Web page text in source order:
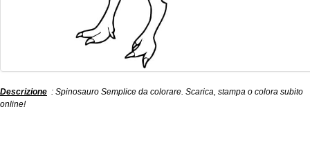
Descrizione : Spinosauro Semplice da colorare. Scarica, stampa o colora subito
online!